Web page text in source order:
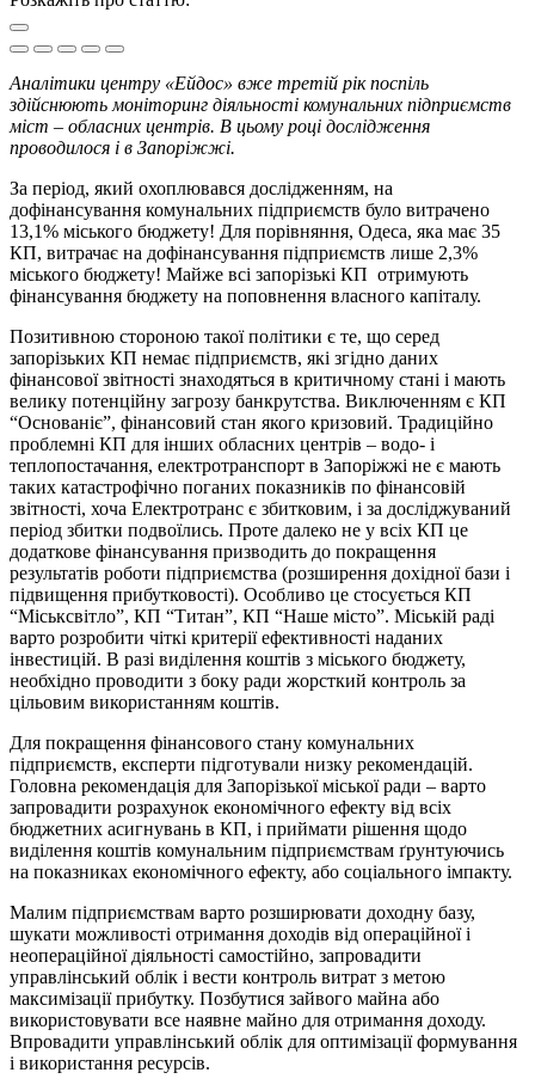
Аналітики центру «Ейдос» вже третій рік поспіль
здійснюють моніторинг діяльності комунальних підприємств
міст – обласних центрів. В цьому році дослідження
проводилося і в Запоріжжі.
За період, який охоплювався дослідженням, на
дофінансування комунальних підприємств було витрачено
13,1% міського бюджету! Для порівняння, Одеса, яка має 35
КП, витрачає на дофінансування підприємств лише 2,3%
міського бюджету! Майже всі запорізькі КП отримують
фінансування бюджету на поповнення власного капіталу.
Позитивною стороною такої політики є те, що серед
запорізьких КП немає підприємств, які згідно даних
фінансової звітності знаходяться в критичному стані і мають
велику потенційну загрозу банкрутства. Виключенням є КП
“Основаніє”, фінансовий стан якого кризовий. Традиційно
проблемні КП для інших обласних центрів – водо- і
теплопостачання, електротранспорт в Запоріжжі не є мають
таких катастрофічно поганих показників по фінансовій
звітності, хоча Електротранс є збитковим, і за досліджуваний
період збитки подвоїлись. Проте далеко не у всіх КП це
додаткове фінансування призводить до покращення
результатів роботи підприємства (розширення дохідної бази і
підвищення прибутковості). Особливо це стосується КП
“Міськсвітло”, КП “Титан”, КП “Наше місто”. Міській раді
варто розробити чіткі критерії ефективності наданих
інвестицій. В разі виділення коштів з міського бюджету,
необхідно проводити з боку ради жорсткий контроль за
цільовим використанням коштів.
Для покращення фінансового стану комунальних
підприємств, експерти підготували низку рекомендацій.
Головна рекомендація для Запорізької міської ради – варто
запровадити розрахунок економічного ефекту від всіх
бюджетних асигнувань в КП, і приймати рішення щодо
виділення коштів комунальним підприємствам ґрунтуючись
на показниках економічного ефекту, або соціального імпакту.
Малим підприємствам варто розширювати доходну базу,
шукати можливості отримання доходів від операційної і
неопераційної діяльності самостійно, запровадити
управлінський облік і вести контроль витрат з метою
максимізації прибутку. Позбутися зайвого майна або
використовувати все наявне майно для отримання доходу.
Впровадити управлінський облік для оптимізації формування
і використання ресурсів.